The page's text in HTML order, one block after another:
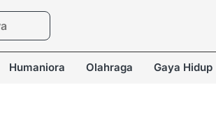
Humaniora Olahraga Gaya Hidup